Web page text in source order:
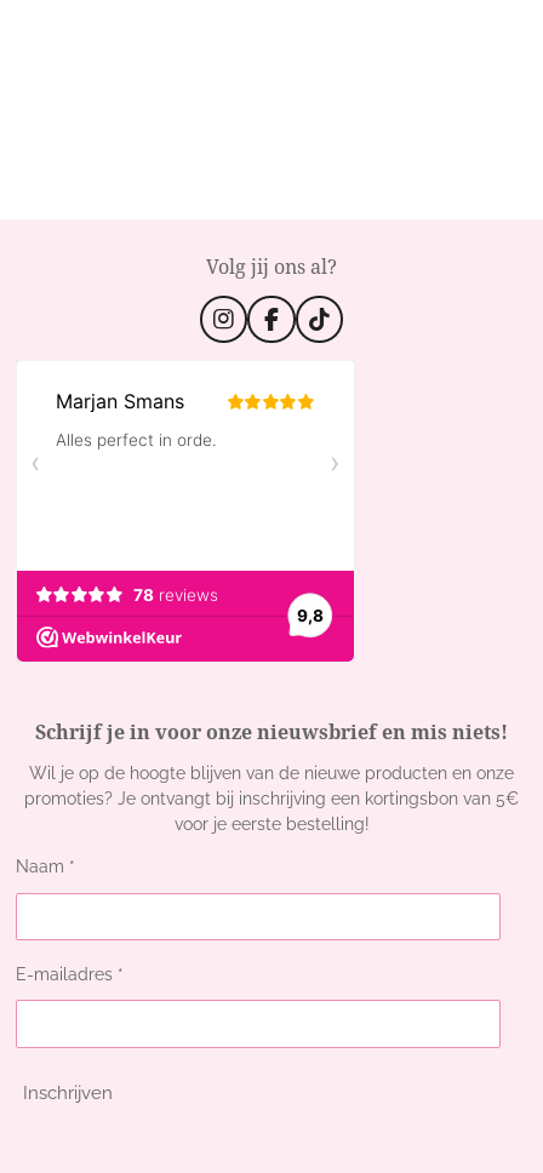
Volg jij ons al?
I
n
t
a
F
a
e
b
T
i
Schrijf je in voor onze nieuwsbrief en mis niets!
Wil je op de hoogte blijven van de nieuwe producten en onze
promoties? Je ontvangt bij inschrijving een kortingsbon van 5€
voor je eerste bestelling!
Naam *
E-mailadres *
Inschrijven